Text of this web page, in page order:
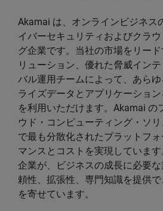
Akamai は、オンラインビジネス
イバーセキュリティおよびクラ
グ企業です。当社の市場をリー
リューション、優れた脅威イン
バル運用チームによって、あら
ライズデータとアプリケーショ
を利用いただけます。Akamai の
ウド・コンピューティング・ソ
で最も分散化されたプラットフ
マンスとコストを実現していま
企業が、ビジネスの成長に必要
頼性、拡張性、専門知識を提供
を寄せています。